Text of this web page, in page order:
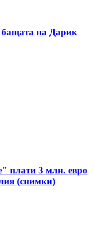
бащата на Дарик
плати 3 млн. евро
(снимки)